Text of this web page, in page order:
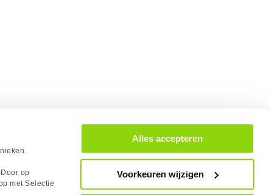
op
met Selectie
Alles accepteren
Voorkeuren wijzigen